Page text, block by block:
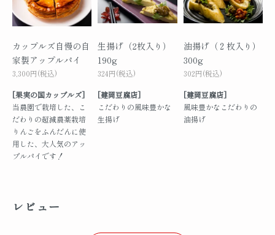
カップルズ自慢の自
家製アップルパイ
3,300円(税込)
[果実の国カップルズ]
当農園で栽培した、こ
だわりの超減農薬栽培
りんごをふんだんに使
用した、大人気のアッ
プルパイです！
生揚げ（2枚入り）
190g
324円(税込)
[建岡豆腐店]
こだわりの風味豊かな
生揚げ
油揚げ（２枚入り）
300g
302円(税込)
[建岡豆腐店]
風味豊かなこだわりの
油揚げ
レビュー